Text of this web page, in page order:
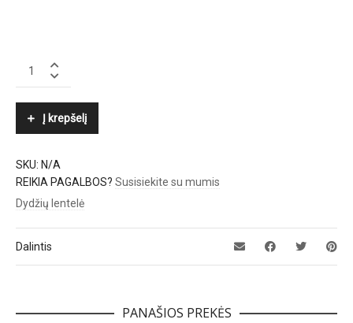
MIRÒ
Į krepšelį
SKU: N/A
REIKIA PAGALBOS? Susisiekite su mumis
Dydžių lentelė
Dalintis
PANAŠIOS PREKĖS